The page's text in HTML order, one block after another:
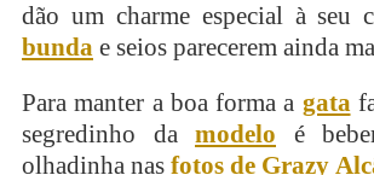
dão um charme especial à seu
bunda e seios parecerem ainda
Para manter a boa forma a gata
segredinho da modelo é
olhadinha nasfotos de Grazy